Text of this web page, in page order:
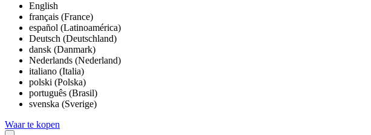
English
français (France)
español (Latinoamérica)
Deutsch (Deutschland)
dansk (Danmark)
Nederlands (Nederland)
italiano (Italia)
polski (Polska)
português (Brasil)
svenska (Sverige)
Waar te kopen